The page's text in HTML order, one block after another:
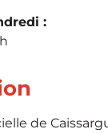
:
de